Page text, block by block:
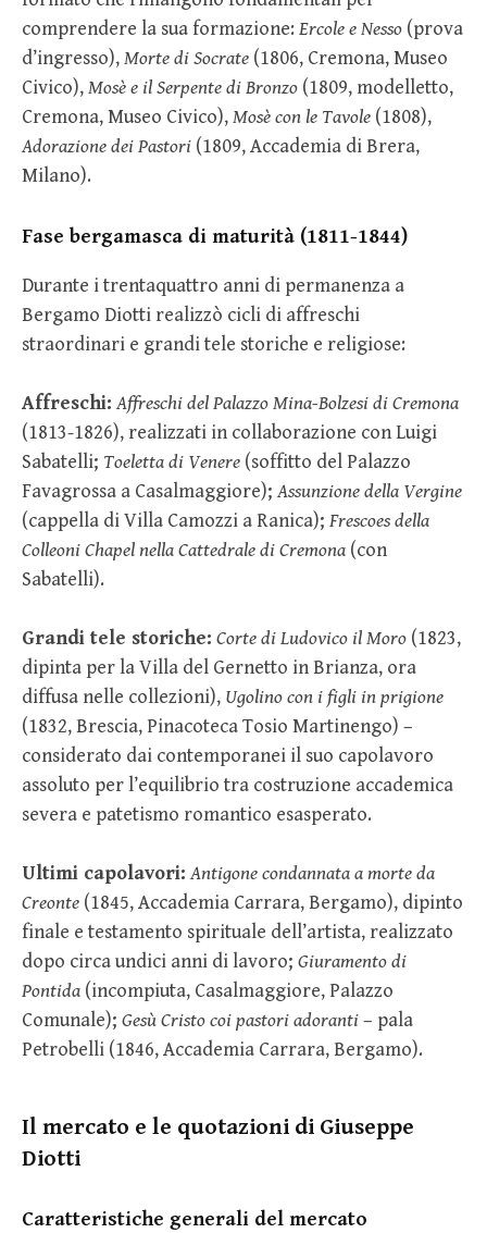
comprendere la sua formazione: Ercole e Nesso (prova
d’ingresso),Morte di Socrate (1806, Cremona, Museo
Civico),Mosè e il Serpente di Bronzo (1809, modelletto,
Cremona, Museo Civico),Mosè con le Tavole (1808),
Adorazione dei Pastori (1809, Accademia di Brera,
Milano).
Fase bergamasca di maturità (1811-1844)
Durante i trentaquattro anni di permanenza a
Bergamo Diotti realizzò cicli di affreschi
straordinari e grandi tele storiche e religiose:
Affreschi: Affreschi del Palazzo Mina-Bolzesi di Cremona
(1813-1826), realizzati in collaborazione con Luigi
Sabatelli; Toeletta di Venere (soffitto del Palazzo
Favagrossa a Casalmaggiore);Assunzione della Vergine
(cappella di Villa Camozzi a Ranica); Frescoes della
Colleoni Chapel nella Cattedrale di Cremona (con
Sabatelli).
Grandi tele storiche: Corte di Ludovico il Moro (1823,
dipinta per la Villa del Gernetto in Brianza, ora
diffusa nelle collezioni), Ugolino con i figli in prigione
(1832, Brescia, Pinacoteca Tosio Martinengo) –
considerato dai contemporanei il suo capolavoro
assoluto per l’equilibrio tra costruzione accademica
severa e patetismo romantico esasperato.
Ultimi capolavori: Antigone condannata a morte da
Creonte (1845, Accademia Carrara, Bergamo), dipinto
finale e testamento spirituale dell’artista, realizzato
dopo circa undici anni di lavoro; Giuramento di
Pontida (incompiuta, Casalmaggiore, Palazzo
Comunale); Gesù Cristo coi pastori adoranti– pala
Petrobelli (1846, Accademia Carrara, Bergamo).
Il mercato e le quotazioni di Giuseppe
Diotti
Caratteristiche generali del mercato